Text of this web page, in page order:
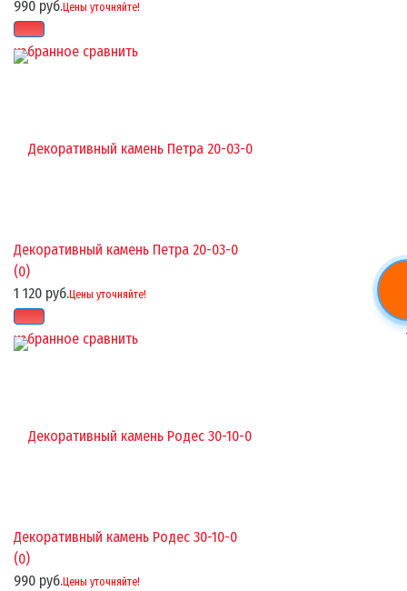
избранное сравнить
990 руб.Цены уточняйте!
избранное сравнить
Декоративный камень Петра 20-03-0
(0)
1 120 руб.Цены уточняйте!
Декоративный камень Родес 30-10-0
(0)
990 руб.Цены уточняйте!